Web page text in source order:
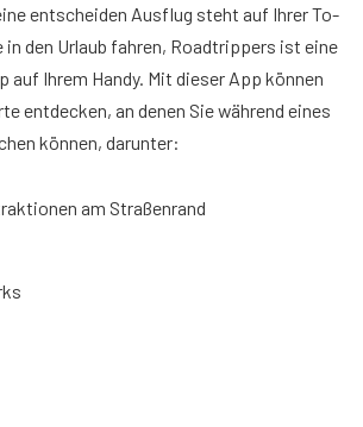
entscheiden Ausflug steht auf Ihrer To-
in den Urlaub fahren, Roadtrippers ist eine
auf Ihrem Handy. Mit dieser App können
entdecken, an denen Sie während eines
können, darunter:
am Straßenrand